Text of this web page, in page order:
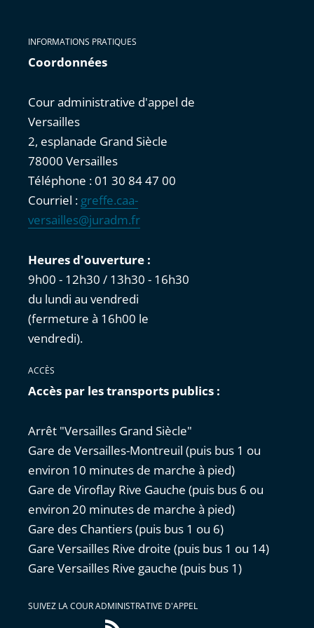
INFORMATIONS PRATIQUES
Coordonnées
Cour administrative d'appel de
Versailles
2, esplanade Grand Siècle
78000 Versailles
Téléphone : 01 30 84 47 00
Courriel : greffe.caa-
versailles@juradm.fr
Heures d'ouverture :
9h00 - 12h30 / 13h30 - 16h30
du lundi au vendredi
(fermeture à 16h00 le
vendredi).
ACCÈS
Accès par les transports publics :
Arrêt "Versailles Grand Siècle"
Gare de Versailles-Montreuil (puis bus 1 ou
environ 10 minutes de marche à pied)
Gare de Viroflay Rive Gauche (puis bus 6 ou
environ 20 minutes de marche à pied)
Gare des Chantiers (puis bus 1 ou 6)
Gare Versailles Rive droite (puis bus 1 ou 14)
Gare Versailles Rive gauche (puis bus 1)
SUIVEZ LA COUR ADMINISTRATIVE D'APPEL
Flux